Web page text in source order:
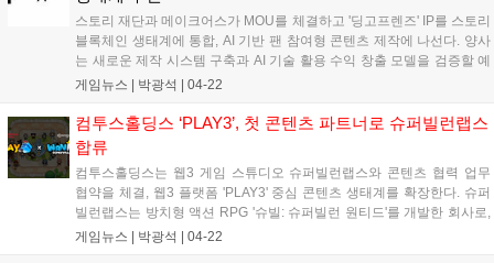
스토리 재단과 메이크어스가 MOU를 체결하고 '딩고프렌즈' IP를 스토리
블록체인 생태계에 통합, AI 기반 팬 참여형 콘텐츠 제작에 나선다. 양사
는 새로운 제작 시스템 구축과 AI 기술 활용 수익 창출 모델을 검증할 예
정이다. 스토리는 AI 시대 지식을 IP 형태로 토큰화해 보호, 공유 및 수익
유한 디지털 콘텐츠 스튜디오다....
게임뉴스 | 박광석 | 04-22
컴투스홀딩스 ‘PLAY3’, 첫 콘텐츠 파트너로 슈퍼빌런랩스
합류
컴투스홀딩스는 웹3 게임 스튜디오 슈퍼빌런랩스와 콘텐츠 협력 업무
협약을 체결, 웹3 플랫폼 'PLAY3' 중심 콘텐츠 생태계를 확장한다. 슈퍼
빌런랩스는 방치형 액션 RPG '슈빌: 슈퍼빌런 원티드'를 개발한 회사로,
24일 국내 정식 출시를 앞두고 있다. 양사는 플랫폼과 게임 콘텐츠를 연
게임뉴스 | 박광석 | 04-22